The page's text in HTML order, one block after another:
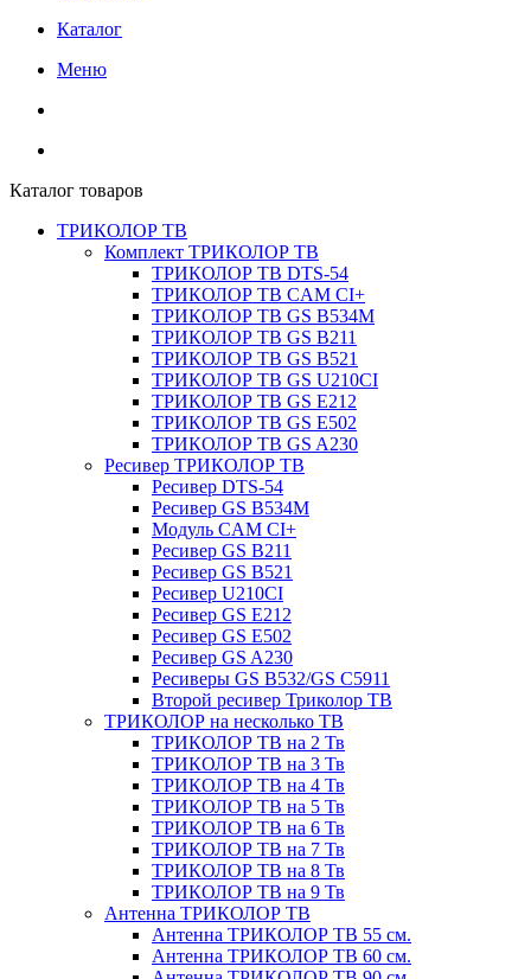
Каталог
Меню
Каталог товаров
ТРИКОЛОР ТВ
Комплект ТРИКОЛОР ТВ
ТРИКОЛОР ТВ DTS-54
ТРИКОЛОР ТВ CAM CI+
ТРИКОЛОР ТВ GS B534M
ТРИКОЛОР ТВ GS B211
ТРИКОЛОР ТВ GS B521
ТРИКОЛОР ТВ GS U210CI
ТРИКОЛОР ТВ GS E212
ТРИКОЛОР ТВ GS E502
ТРИКОЛОР ТВ GS A230
Ресивер ТРИКОЛОР ТВ
Ресивер DTS-54
Ресивер GS B534M
Модуль CAM CI+
Ресивер GS B211
Ресивер GS B521
Ресивер U210CI
Ресивер GS E212
Ресивер GS E502
Ресивер GS A230
Ресиверы GS B532/GS C5911
Второй ресивер Триколор ТВ
ТРИКОЛОР на несколько ТВ
ТРИКОЛОР ТВ на 2 Тв
ТРИКОЛОР ТВ на 3 Тв
ТРИКОЛОР ТВ на 4 Тв
ТРИКОЛОР ТВ на 5 Тв
ТРИКОЛОР ТВ на 6 Тв
ТРИКОЛОР ТВ на 7 Тв
ТРИКОЛОР ТВ на 8 Тв
ТРИКОЛОР ТВ на 9 Тв
Антенна ТРИКОЛОР ТВ
Антенна ТРИКОЛОР ТВ 55 см.
Антенна ТРИКОЛОР ТВ 60 см.